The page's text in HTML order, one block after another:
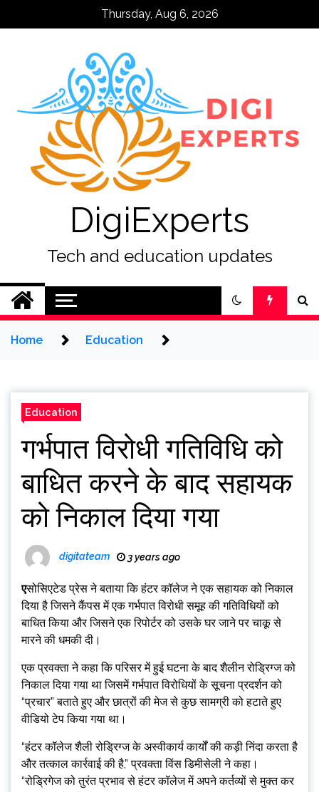
Thursday, Aug 6, 2026
DigiExperts
Tech and education updates
Home Education
Education
गर्भपात विरोधी गतिविधि को
बाधित करने के बाद सहायक
को निकाल दिया गया
digitateam 3 years ago
एसोसिएटेड प्रेस ने बताया कि हंटर कॉलेज ने एक सहायक को निकाल
दिया है जिसने कैंपस में एक गर्भपात विरोधी समूह की गतिविधियों को
बाधित किया और जिसने एक रिपोर्टर को उसके घर जाने पर चाकू से
मारने की धमकी दी।
एक प्रवक्ता ने कहा कि परिसर में हुई घटना के बाद शैलीन रोड्रिग्ज को
निकाल दिया गया था जिसमें गर्भपात विरोधियों के सूचना प्रदर्शन को
“प्रचार” बताते हुए और छात्रों की मेज से कुछ सामग्री को हटाते हुए
वीडियो टेप किया गया था।
“हंटर कॉलेज शैली रोड्रिग्ज के अस्वीकार्य कार्यों की कड़ी निंदा करता है
और तत्काल कार्रवाई की है,” प्रवक्ता विंस डिमीसेली ने कहा।
“रोड्रिगेज को तुरंत प्रभाव से हंटर कॉलेज में अपने कर्तव्यों से मुक्त कर